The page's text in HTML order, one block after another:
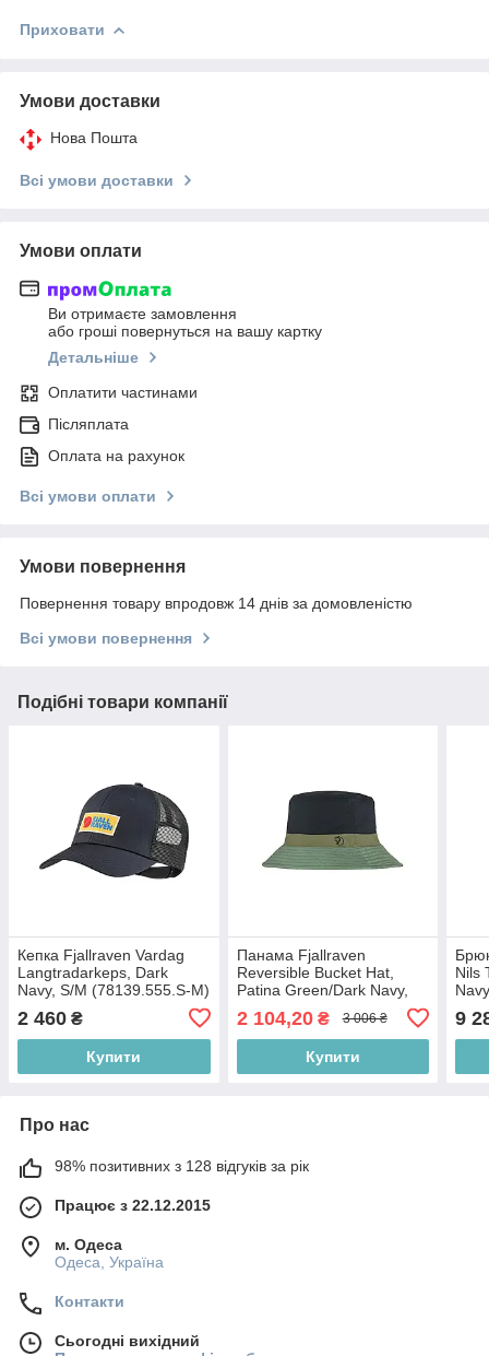
Приховати
Умови доставки
Нова Пошта
Всі умови доставки
Умови оплати
Ви отримаєте замовлення
або гроші повернуться на вашу картку
Детальніше
Оплатити частинами
Післяплата
Оплата на рахунок
Всі умови оплати
Умови повернення
Повернення товару впродовж 14 днів за домовленістю
Всі умови повернення
Подібні товари компанії
Кепка Fjallraven Vardag
Langtradarkeps, Dark
Navy, S/M (78139.555.S-M)
2 460 ₴
Купити
Панама Fjallraven
Reversible Bucket Hat,
Patina Green/Dark Navy,
S/M (84783.614-555.S/M)
2 104,20₴ 3 006 ₴
Купити
Nils
9
Про нас
98% позитивних з 128 відгуків за рік
Працює з 22.12.2015
м. Одеса
Одеса, Україна
Контакти
Сьогодні вихідний